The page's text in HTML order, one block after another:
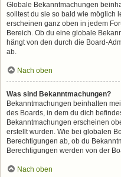
Globale Bekanntmachungen
solltest du sie so bald wie möglich
erscheinen ganz oben in jedem
Bereich. Ob du eine globale
hängt von den durch die Board-
ab.
Nach oben
Was sind Bekanntmachungen?
Bekanntmachungen beinhalten
des Boards, in dem du dich
Bekanntmachungen erscheinen
erstellt wurden. Wie bei globalen
Berechtigungen ab, ob du
Berechtigungen werden von der
Nach oben